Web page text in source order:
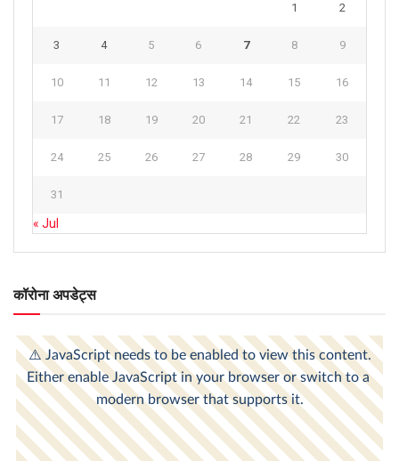
1 2
3 4 5 6 7 8 9
10 11 12 13 14 15 16
17 18 19 20 21 22 23
24 25 26 27 28 29 30
31
« Jul
कॉरोना अपडेट्स